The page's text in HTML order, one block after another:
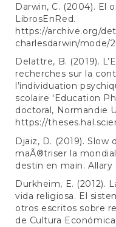
Darwin, C. (2004). El
LibrosEnRed.
https://archive.org/
charlesdarwin/mode/
Delattre, B. (2019).
recherches sur la
l’individuation
scolaire 'Education
doctoral, Normandie
https://
Djaiz, D. (2019).
maÃ®triser la
destin en main. Allary
Durkheim, E. (2012).
vida religiosa. El
otros escritos sobre
de Cultura Económica.